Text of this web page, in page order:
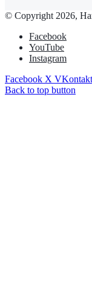
© Copyright 2026,
Facebook
YouTube
Instagram
Facebook X
Back to top button